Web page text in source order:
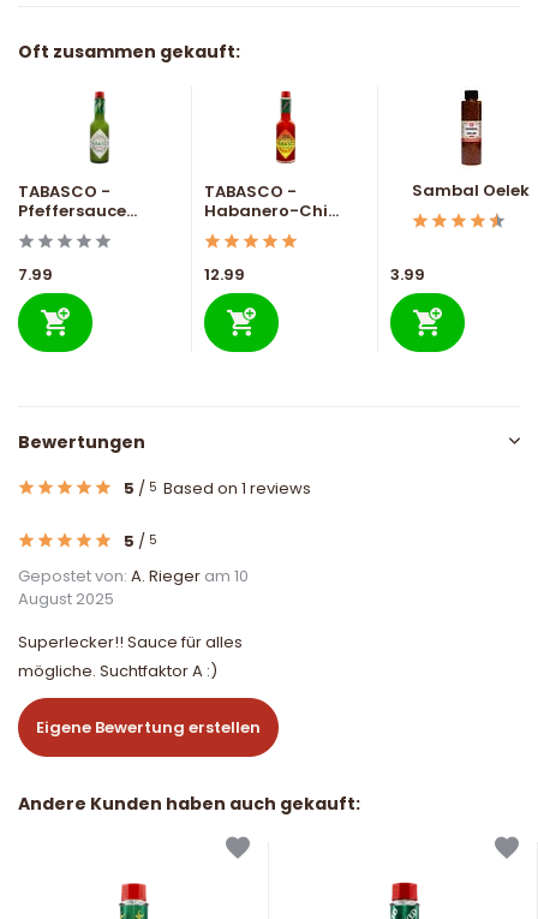
Oft zusammen gekauft:
TABASCO -
Pfeffersauce...
7.99
TABASCO -
Habanero-Chi...
12.99
Sambal Oelek
3.99
Bewertungen
5 / 5 Based on 1 reviews
5 / 5
Gepostet von: A. Rieger am 10
August 2025
Superlecker!! Sauce für alles
mögliche. Suchtfaktor A :)
Eigene Bewertung erstellen
Andere Kunden haben auch gekauft: